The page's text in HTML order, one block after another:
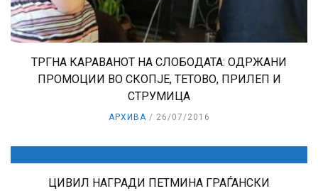
ТРГНА КАРАВАНОТ НА СЛОБОДАТА: ОДРЖАНИ
ПРОМОЦИИ ВО СКОПЈЕ, ТЕТОВО, ПРИЛЕП И
СТРУМИЦА
АРХИВА 26/07/2016
ЦИВИЛ НАГРАДИ ПЕТМИНА ГРАЃАНСКИ